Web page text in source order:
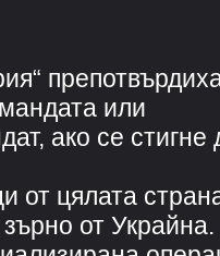
или
ако се стигне
от цялата
от Украйна.